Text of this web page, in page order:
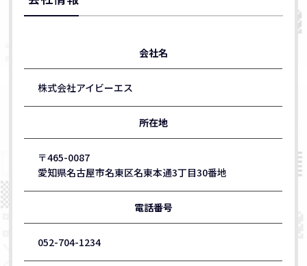
会社名
株式会社アイビーエス
所在地
〒465-0087
愛知県名古屋市名東区名東本通3丁目30番地
電話番号
052-704-1234